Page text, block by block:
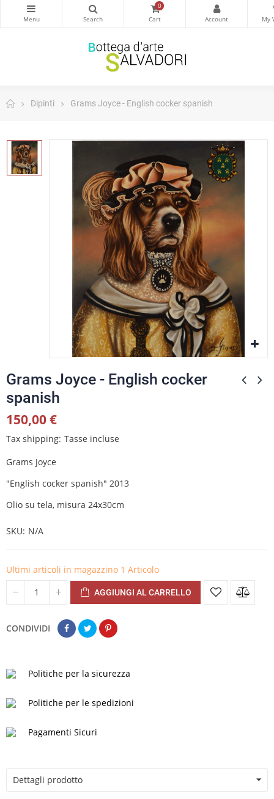
0
Dipinti Grams Joyce - English cocker spanish
Grams Joyce - English cocker
spanish
150,00 €
Tax shipping Tasse incluse
Grams Joyce
"English cocker spanish" 2013
Olio su tela, misura 24x30cm
SKU N/A
Ultimi articoli in magazzino 1 Articolo
AGGIUNGI AL CARRELLO
CONDIVIDI
Politiche per la sicurezza
Politiche per le spedizioni
Pagamenti Sicuri
Dettagli prodotto